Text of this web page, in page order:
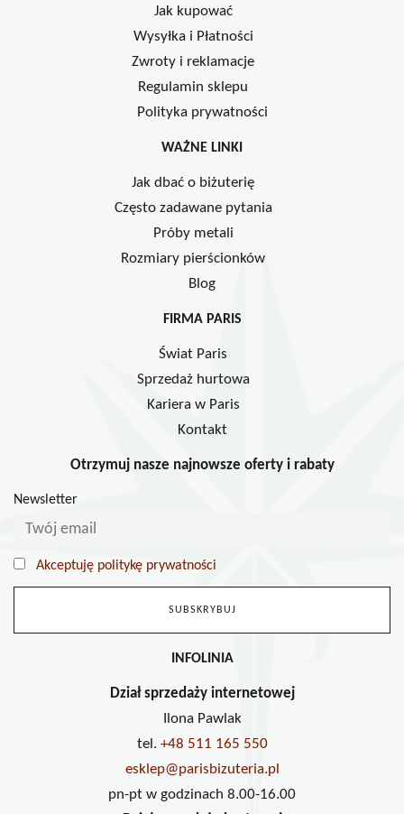
Jak kupować
Wysyłka i Płatności
Zwroty i reklamacje
Regulamin sklepu
Polityka prywatności
WAŻNE LINKI
Jak dbać o biżuterię
Często zadawane pytania
Próby metali
Rozmiary pierścionków
Blog
FIRMA PARIS
Świat Paris
Sprzedaż hurtowa
Kariera w Paris
Kontakt
Otrzymuj nasze najnowsze oferty i rabaty
Newsletter
Akceptuję politykę prywatności
INFOLINIA
Dział sprzedaży internetowej
Ilona Pawlak
tel. +48 511 165 550
esklep@parisbizuteria.pl
pn-pt w godzinach 8.00-16.00